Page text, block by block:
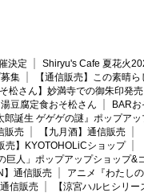
決定
Shiryu's Cafe 夏花火
集
【通信販売】この素晴
そ松さん】妙満寺での御朱印発売
湯豆腐定食おそ松さん
BAR
郎誕生 ゲゲゲの謎』ポップア
販売 【九月酒】通信販売
売】KYOTOHOLiCショップ
巨人」ポップアップショップ&
】通信販売
アニメ『わたし
信販売
【涼宮ハルヒシリ